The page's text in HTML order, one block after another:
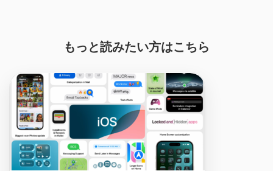
もっと読みたい方はこちら